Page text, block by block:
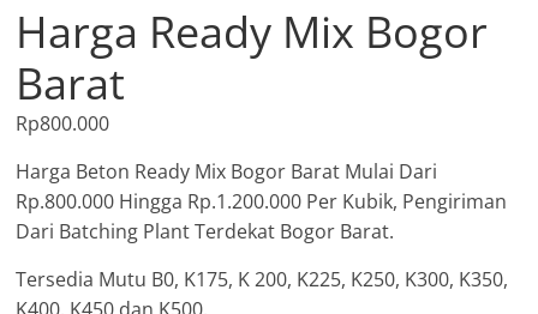
Harga Ready Mix Bogor
Barat
Rp800.000
Harga Beton Ready Mix Bogor Barat Mulai Dari
Rp.800.000 Hingga Rp.1.200.000 Per Kubik, Pengiriman
Dari Batching Plant Terdekat Bogor Barat.
Tersedia Mutu B0, K175, K 200, K225, K250, K300, K350,